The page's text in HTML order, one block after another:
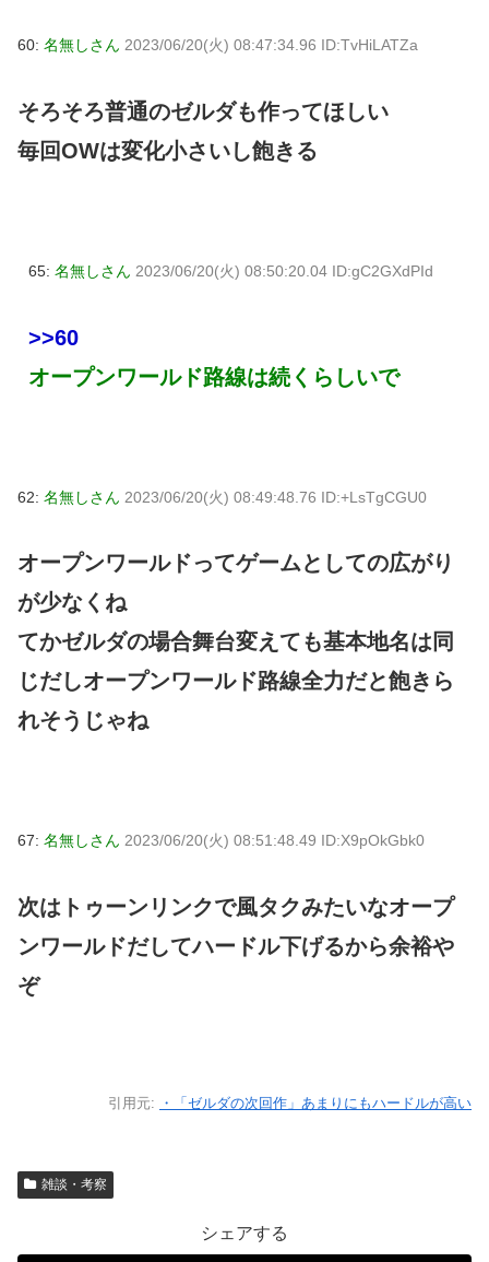
60: 名無しさん 2023/06/20(火) 08:47:34.96 ID:TvHiLATZa
そろそろ普通のゼルダも作ってほしい
毎回OWは変化小さいし飽きる
65: 名無しさん 2023/06/20(火) 08:50:20.04 ID:gC2GXdPId
>>60
オープンワールド路線は続くらしいで
62: 名無しさん 2023/06/20(火) 08:49:48.76 ID:+LsTgCGU0
オープンワールドってゲームとしての広がり
が少なくね
てかゼルダの場合舞台変えても基本地名は同
じだしオープンワールド路線全力だと飽きら
れそうじゃね
67: 名無しさん 2023/06/20(火) 08:51:48.49 ID:X9pOkGbk0
次はトゥーンリンクで風タクみたいなオープ
ンワールドだしてハードル下げるから余裕や
ぞ
引用元: ・「ゼルダの次回作」あまりにもハードルが高い
雑談・考察
シェアする